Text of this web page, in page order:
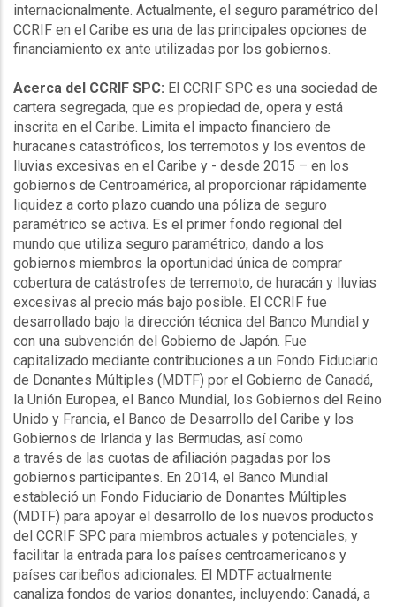
internacionalmente. Actualmente, el seguro paramétrico del
CCRIF en el Caribe es una de las principales opciones de
financiamiento ex ante utilizadas por los gobiernos.
Acerca del CCRIF SPC: El CCRIF SPC es una sociedad de
cartera segregada, que es propiedad de, opera y está
inscrita en el Caribe. Limita el impacto financiero de
huracanes catastróficos, los terremotos y los eventos de
lluvias excesivas en el Caribe y - desde 2015 – en los
gobiernos de Centroamérica, al proporcionar rápidamente
liquidez a corto plazo cuando una póliza de seguro
paramétrico se activa. Es el primer fondo regional del
mundo que utiliza seguro paramétrico, dando a los
gobiernos miembros la oportunidad única de comprar
cobertura de catástrofes de terremoto, de huracán y lluvias
excesivas al precio más bajo posible. El CCRIF fue
desarrollado bajo la dirección técnica del Banco Mundial y
con una subvención del Gobierno de Japón. Fue
capitalizado mediante contribuciones a un Fondo Fiduciario
de Donantes Múltiples (MDTF) por el Gobierno de Canadá,
la Unión Europea, el Banco Mundial, los Gobiernos del Reino
Unido y Francia, el Banco de Desarrollo del Caribe y los
Gobiernos de Irlanda y las Bermudas, así como
a través de las cuotas de afiliación pagadas por los
gobiernos participantes. En 2014, el Banco Mundial
estableció un Fondo Fiduciario de Donantes Múltiples
(MDTF) para apoyar el desarrollo de los nuevos productos
del CCRIF SPC para miembros actuales y potenciales, y
facilitar la entrada para los países centroamericanos y
países caribeños adicionales. El MDTF actualmente
canaliza fondos de varios donantes, incluyendo: Canadá, a